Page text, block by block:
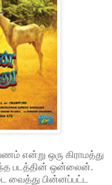
என்று ஒரு கிராமத்து
படத்தின் ஒன்லைன்.
வைத்து பின்னப்பட்ட